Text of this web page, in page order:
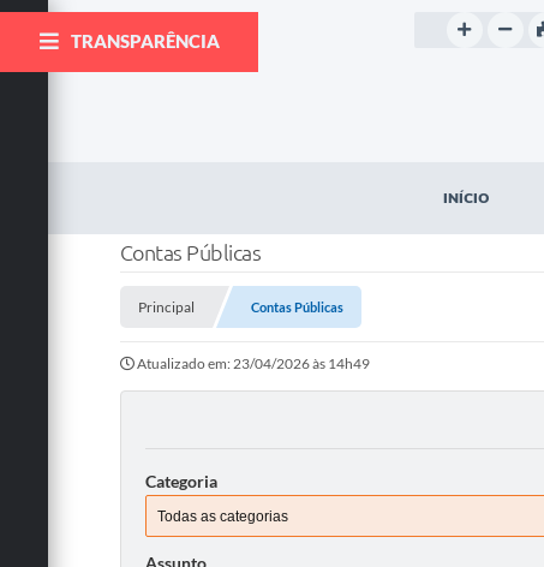
INÍCIO
TRANSPARÊNCIA
Contas Públicas
Principal Contas Públicas
Atualizado em: 23/04/2026 às 14h49
Categoria
Assunto